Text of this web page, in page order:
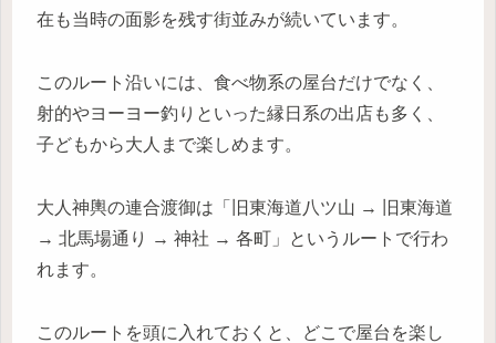
在も当時の面影を残す街並みが続いています。
このルート沿いには、食べ物系の屋台だけでなく、
射的やヨーヨー釣りといった縁日系の出店も多く、
子どもから大人まで楽しめます。
大人神輿の連合渡御は「旧東海道八ツ山 → 旧東海道
→ 北馬場通り → 神社 → 各町」というルートで行わ
れます。
このルートを頭に入れておくと、どこで屋台を楽し